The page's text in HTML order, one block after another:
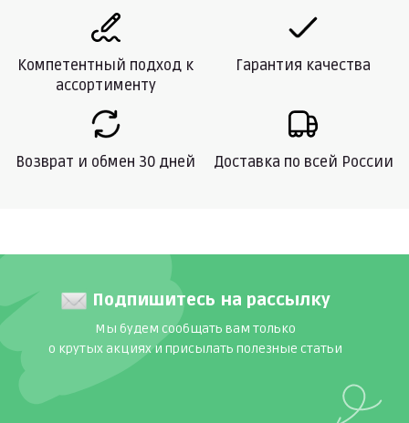
Компетентный подход к
ассортименту
Гарантия качества
Возврат и обмен 30 дней Доставка по всей России
Подпишитесь на рассылку
Мы будем сообщать вам только
о крутых акциях и присылать полезные статьи